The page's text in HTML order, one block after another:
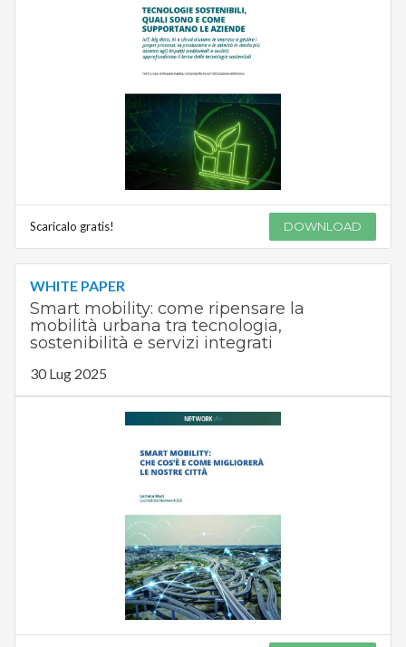
Scaricalo gratis! DOWNLOAD
WHITE PAPER
Smart mobility: come ripensare la
mobilità urbana tra tecnologia,
sostenibilità e servizi integrati
30 Lug 2025